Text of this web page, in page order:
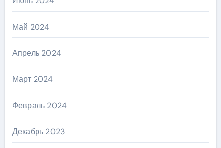
Май 2024
Апрель 2024
Март 2024
Февраль 2024
Декабрь 2023